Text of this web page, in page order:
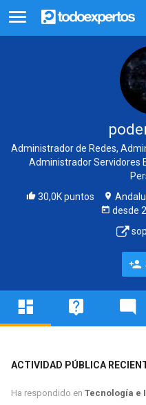
Administrador de Redes,
Administrador Servidores
30,0K puntos
desde
ACTIVIDAD PÚBLICA
Ha respondido en Tecnología e